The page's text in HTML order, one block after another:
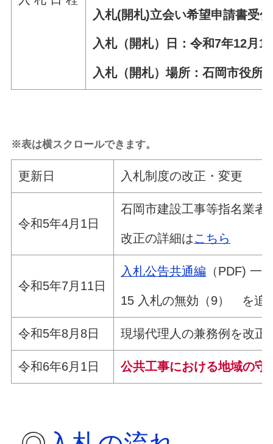
入札(開札)立会い希望申請書受
入札（開札）日：令和7年12月
入札（開札）場所：石岡市役
※表は横スクロールできます。
更新日 入札制度の改正・変更 （
令和5年4月1日
石岡市建設工事等指名業者
改正の詳細はこちら
令和5年7月11日
入札公告共通編 （PDF) 一
15 入札の無効（9） を追
令和5年8月8日 現場代理人の兼務例を改
令和6年6月1日 公共工事における地域の守